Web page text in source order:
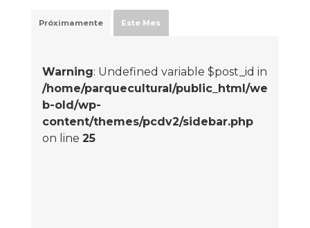
Próximamente Este Mes
Warning: Undefined variable $post_id in
/home/parquecultural/public_html/we
b-old/wp-
content/themes/pcdv2/sidebar.php
on line 25